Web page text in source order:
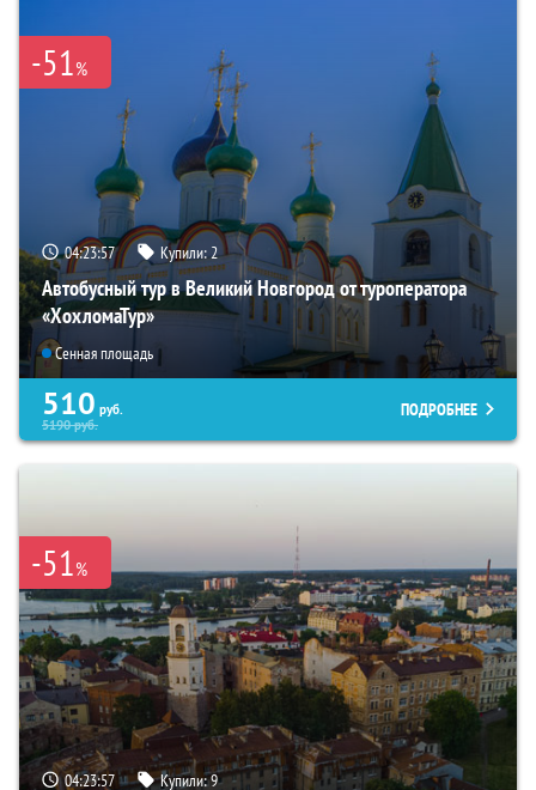
-51%
04:23:56 Купили:2
Автобусный тур в Великий Новгород от туроператора
«ХохломаТур»
Сенная площадь
510 руб.
5190руб.
ПОДРОБНЕЕ
-51%
04:23:56 Купили:9